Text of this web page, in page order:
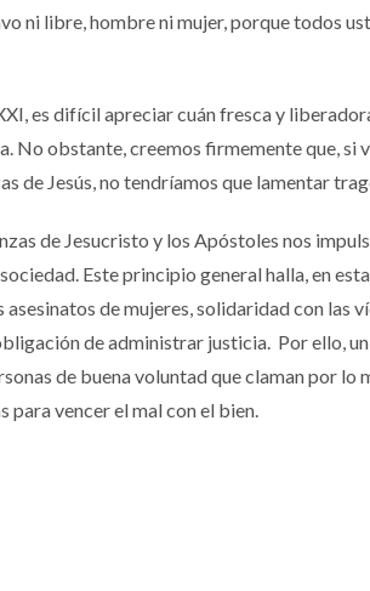
ni libre, hombre ni mujer, porque todos
es difícil apreciar cuán fresca y
No obstante, creemos firmemente que, si
de Jesús, no tendríamos que lamentar
de Jesucristo y los Apóstoles nos
Este principio general halla, en
de mujeres, solidaridad con las
de administrar justicia. Por ello,
de buena voluntad que claman por lo
vencer el mal con el bien.